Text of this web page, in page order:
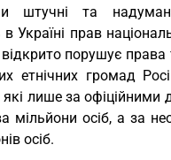
штучні та
Україні прав
порушує права
етнічних громад
які лише за
мільйони осіб, а за
осіб.